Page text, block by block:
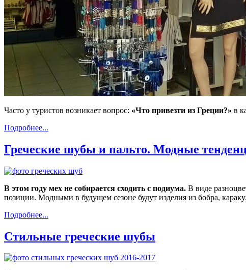
Часто у туристов возникает вопрос: «Что привезти из Греции?» в
Подробнее...
Греческие шубы и пальто. Модные
В этом году мех не собирается сходить с подиума. В виде
позиции. Модными в будущем сезоне будут изделия из бобра,
Подробнее...
Стильные греческие шубы